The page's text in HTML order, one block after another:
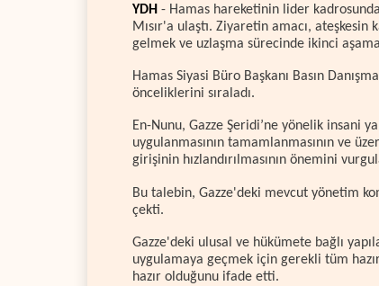
YDH - Hamas hareketinin lider
Mısır'a ulaştı. Ziyaretin amacı,
gelmek ve uzlaşma sürecinde ikinci
Hamas Siyasi Büro Başkanı Basın
önceliklerini sıraladı.
En-Nunu, Gazze Şeridi’ne yönelik insani
uygulanmasının tamamlanmasının ve
girişinin hızlandırılmasının önemini
Bu talebin, Gazze'deki mevcut yönetim
çekti.
Gazze'deki ulusal ve hükümete bağlı
uygulamaya geçmek için gerekli tüm
hazır olduğunu ifade etti.